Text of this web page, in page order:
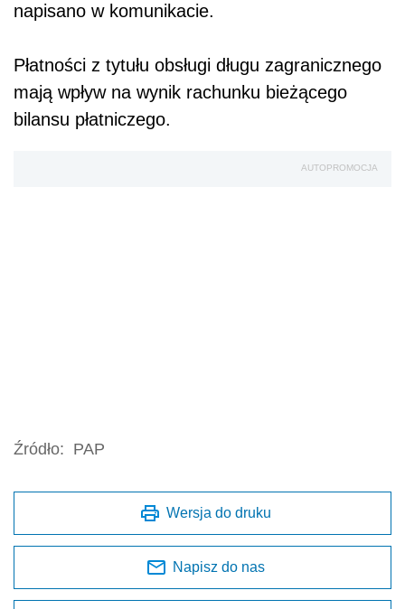
napisano w komunikacie.
Płatności z tytułu obsługi długu zagranicznego
mają wpływ na wynik rachunku bieżącego
bilansu płatniczego.
AUTOPROMOCJA
Źródło: PAP
Wersja do druku
Napisz do nas